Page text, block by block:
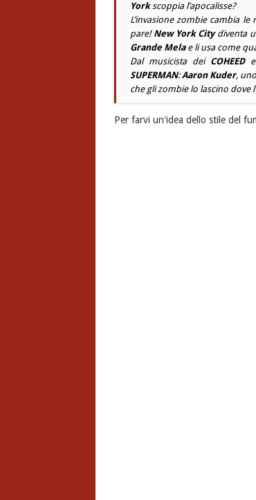
Yorkscoppia l’apocalisse?
L’invasione zombie cambia
pare! New York Citydiventa
Grande Melae li usa come
Dal musicista dei COHEEDe
SUPERMAN:Aaron Kuder,
che gli zombie lo lascino dove
Per farvi un'idea dello stile del